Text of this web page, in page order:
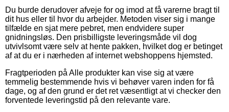
Du burde derudover afveje for og imod at få varerne bragt til
dit hus eller til hvor du arbejder. Metoden viser sig i mange
tilfælde en sjat mere pebret, men endvidere super
gnidningsløs. Den prisbilligste leveringsmåde vil dog
utvivlsomt være selv at hente pakken, hvilket dog er betinget
af at du er i nærheden af internet webshoppens hjemsted.
Fragtperioden på Alle produkter kan vise sig at være
temmelig bestemmende hvis vi behøver varen inden for få
dage, og af den grund er det ret væsentligt at vi checker den
forventede leveringstid på den relevante vare.